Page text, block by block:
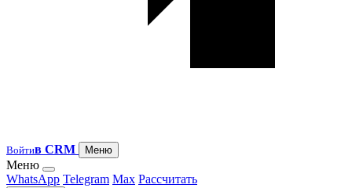
Войтив CRM Меню
Меню
WhatsApp Telegram Max Рассчитать